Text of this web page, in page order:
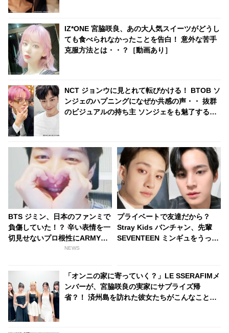
IZ*ONE 宮脇咲良、あの大人気スイーツがどうし
ても食べられなかったことを告白！ 意外な苦手
克服方法とは・・？［動画あり］
NCT ジョンウに見とれて転びかける！ BTOB ソ
ンジェのハプニングになぜか共感の声・・ 抜群
のビジュアルの持ち主 ソンジェをも魅了するジ
BTS ジミン、日本のファンミで
負傷していた！？ 辛い表情を一
切見せないプロ根性にARMY感
激… 素敵なパフォーマンスでフ
んなのヒーロー
NEWS
プライベートで友達だから？
Stray Kids バンチャン、先輩
SEVENTEEN ミンギュをうっか
「オンニの家に寄っていく？」LE SSERAFIMメ
ンバーが、宮脇咲良の実家にサプライズ帰
省？！ 済州島を訪れた彼女たちがこんなことを